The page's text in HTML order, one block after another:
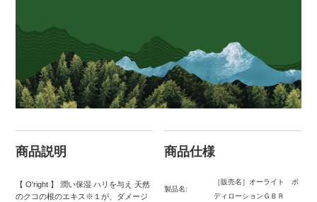
商品説明
【 O'right 】 潤い保湿 ハリを与え 天然
のクコの根のエキス※１が、ダメージ
商品仕様
製品名:
［販売名］オーライト ボ
ディローションＧＢＲ